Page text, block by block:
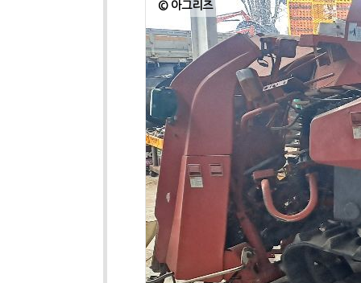
© 아그리즈